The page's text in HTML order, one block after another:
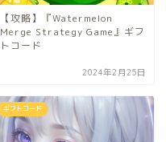
【攻略】『Watermelon
Merge Strategy Game』ギフ
トコード
2024年2月25日
ギフトコード